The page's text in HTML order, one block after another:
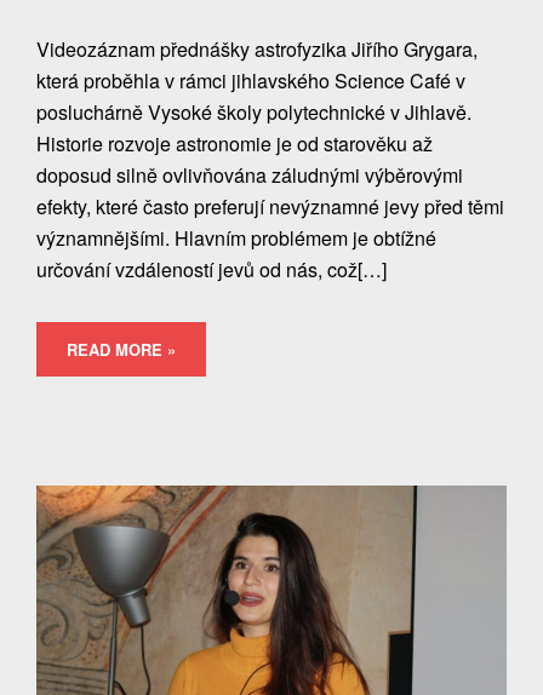
Videozáznam přednášky astrofyzika Jiřího Grygara,
která proběhla v rámci jihlavského Science Café v
posluchárně Vysoké školy polytechnické v Jihlavě.
Historie rozvoje astronomie je od starověku až
doposud silně ovlivňována záludnými výběrovými
efekty, které často preferují nevýznamné jevy před těmi
významnějšími. Hlavním problémem je obtížné
určování vzdáleností jevů od nás, což[…]
READ MORE »